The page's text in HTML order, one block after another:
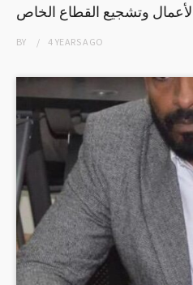
وتشجيع القطاع الخاص
BY 4 YEARSAGO